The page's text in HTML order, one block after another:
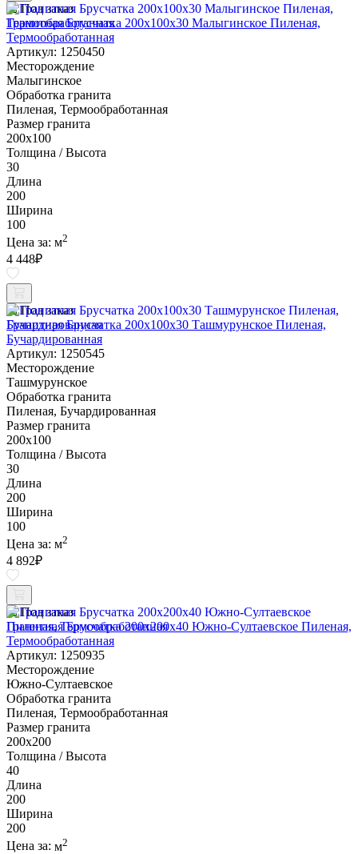
Под заказ
Гранитная Брусчатка 200х100x30 Малыгинское Пиленая,
Термообработанная
Артикул: 1250450
Месторождение
Малыгинское
Обработка гранита
Пиленая, Термообработанная
Размер гранита
200х100
Толщина / Высота
30
Длина
200
Ширина
100
Цена за: м2
4 448₽
Под заказ
Гранитная Брусчатка 200х100x30 Ташмурунское Пиленая,
Бучардированная
Артикул: 1250545
Месторождение
Ташмурунское
Обработка гранита
Пиленая, Бучардированная
Размер гранита
200х100
Толщина / Высота
30
Длина
200
Ширина
100
Цена за: м2
4 892₽
Под заказ
Гранитная Брусчатка 200х200x40 Южно-Султаевское Пиленая,
Термообработанная
Артикул: 1250935
Месторождение
Южно-Султаевское
Обработка гранита
Пиленая, Термообработанная
Размер гранита
200х200
Толщина / Высота
40
Длина
200
Ширина
200
Цена за: м2